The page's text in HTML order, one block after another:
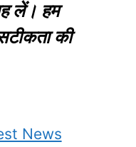
लें। हम
की
News